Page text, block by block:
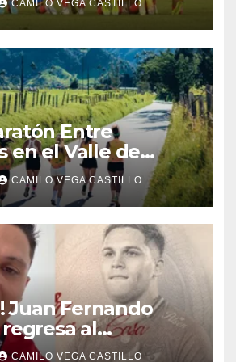
los Juegos
y del
CAMILO VEGA CASTILLO
Entre
en el Valle de
rutas y todo
fiesta del
Salento
CAMILO VEGA CASTILLO
Juan Fernando
al
Medellín para
CAMILO VEGA CASTILLO